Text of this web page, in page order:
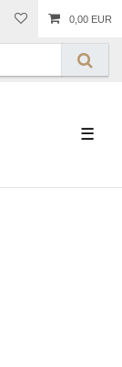
0,00 EUR
☰